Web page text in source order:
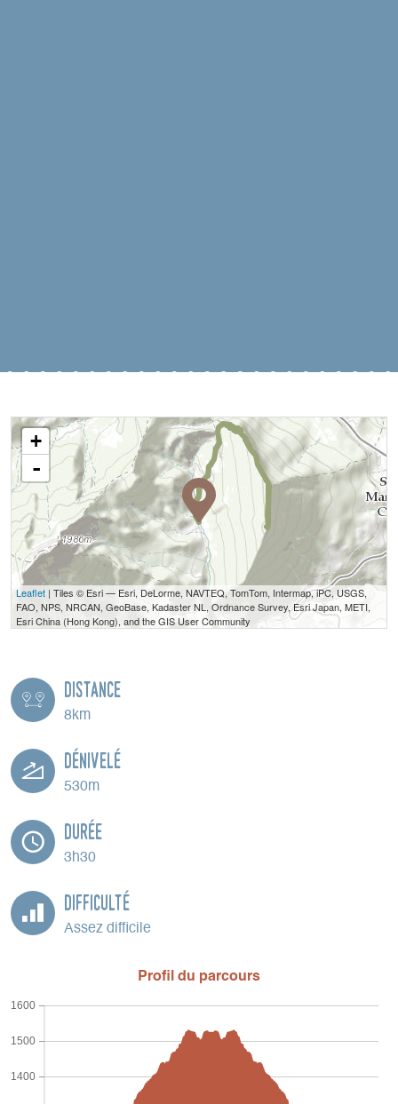
+
-
Leaflet | Tiles © Esri — Esri, DeLorme, NAVTEQ, TomTom, Intermap, iPC, USGS,
FAO, NPS, NRCAN, GeoBase, Kadaster NL, Ordnance Survey, Esri Japan, METI,
Esri China (Hong Kong), and the GIS User Community
Distance
8km
Dénivelé
530m
Durée
3h30
Difficulté
Assez difficile
Profil du parcours
1400
1500
1600